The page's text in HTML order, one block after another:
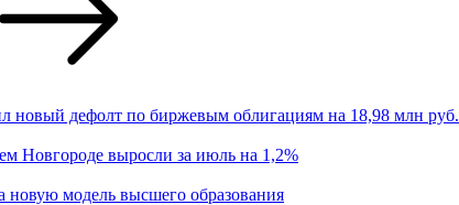
новый дефолт по биржевым облигациям на 18,98 млн руб.
Новгороде выросли за июль на 1,2%
новую модель высшего образования